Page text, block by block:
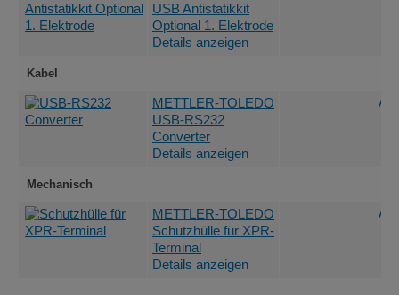
USB Antistatikkit
Optional 1. Elektrode
Details anzeigen
Kabel
METTLER-TOLEDO
USB-RS232
Converter
Details anzeigen
Mechanisch
METTLER-TOLEDO
Schutzhülle für XPR-
Terminal
Details anzeigen